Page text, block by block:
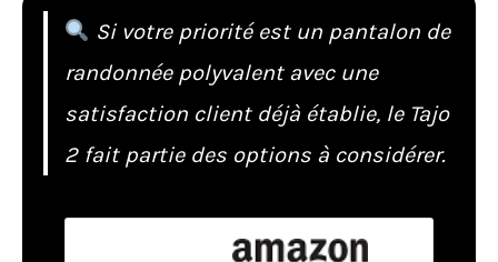
Si votre priorité est un pantalon de
randonnée polyvalent avec une
satisfaction client déjà établie, le Tajo
2 fait partie des options à considérer.